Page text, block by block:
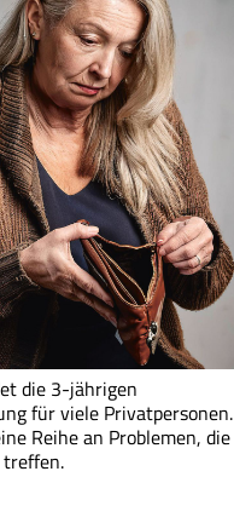
die 3-jährigen
für viele Privatpersonen.
Reihe an Problemen, die